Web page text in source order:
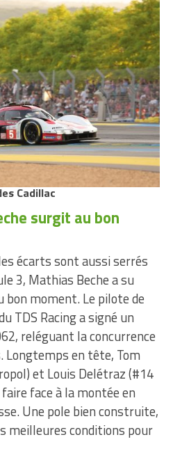
Cadillac
surgit au bon
écarts sont aussi serrés
3, Mathias Beche a su
bon moment. Le pilote de
TDS Racing a signé un
reléguant la concurrence
Longtemps en tête, Tom
et Louis Delétraz (#14
face à la montée en
Une pole bien construite,
meilleures conditions pour